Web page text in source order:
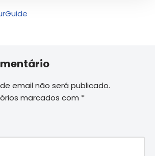
email não será publicado.
marcados com *